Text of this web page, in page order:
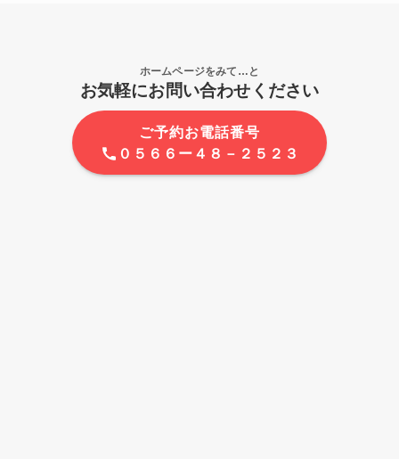
ホームページをみて…と
お気軽にお問い合わせください
ご予約お電話番号
０５６６ー４８－２５２３